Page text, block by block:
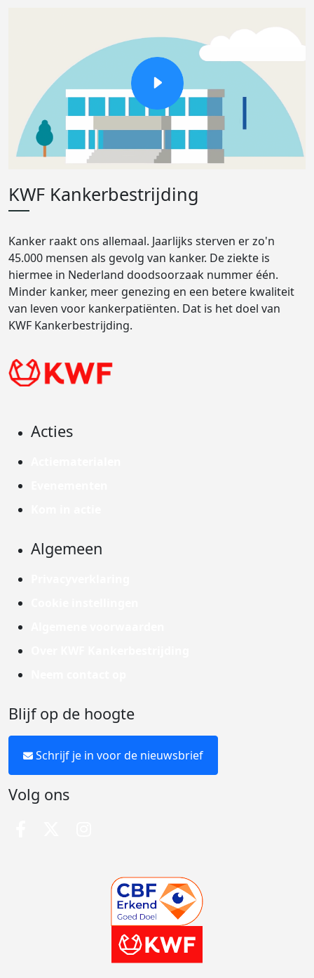
KWF Kankerbestrijding
Kanker raakt ons allemaal. Jaarlijks sterven er zo'n
45.000 mensen als gevolg van kanker. De ziekte is
hiermee in Nederland doodsoorzaak nummer één.
Minder kanker, meer genezing en een betere kwaliteit
van leven voor kankerpatiënten. Dat is het doel van
KWF Kankerbestrijding.
Acties
Algemeen
Blijf op de hoogte
Schrijf je in voor de nieuwsbrief
Volg ons